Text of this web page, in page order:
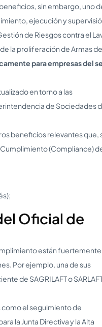
sin embargo, uno
ejecución y
de Riesgos contra el
la proliferación de Armas de
para empresas del
en torno a las
de Sociedades
beneficios relevantes que,
(Compliance)
Oficial de
están fuertemente
Por ejemplo, una de sus
de SAGRILAFT o
como el seguimiento de
la Junta Directiva y la Alta